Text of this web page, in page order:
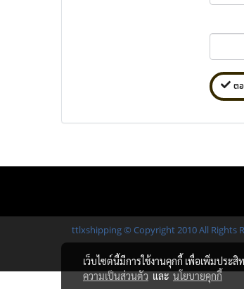
ตอ
ttlxshipping © Copyright 2010 All Rights
เว็บไซต์นี้มีการใช้งานคุกกี้ เพื่อเพิ่มประ
ความเป็นส่วนตัวและนโยบายคุกกี้